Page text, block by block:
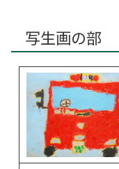
写生画の部